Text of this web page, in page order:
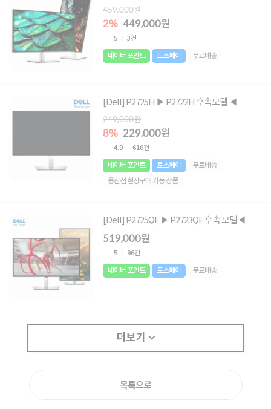
459,000원
2% 449,000원
5 3건
네이버 포인트 토스페이 무료배송
[Dell] P2725H ▶ P2722H 후속모델 ◀
249,000원
8% 229,000원
4.9 616건
네이버 포인트 토스페이
무료배송
용산점 현장구매 가능 상품
[Dell] P2725QE ▶ P2723QE 후속 모델◀
519,000원
5 96건
네이버 포인트 토스페이 무료배송
더보기
목록으로